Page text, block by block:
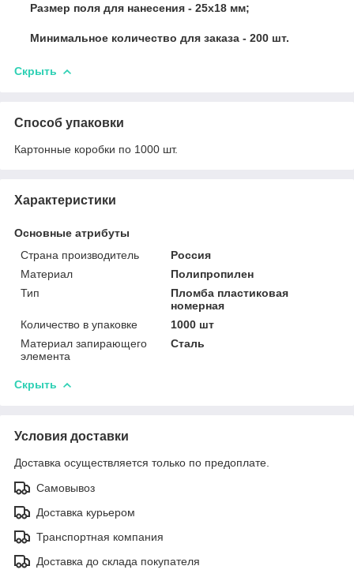
Размер поля для нанесения - 25х18 мм;
Минимальное количество для заказа - 200 шт.
Скрыть
Способ упаковки
Картонные коробки по 1000 шт.
Характеристики
Основные атрибуты
Страна производитель
Россия
Материал
Полипропилен
Тип
Пломба пластиковая
номерная
Количество в упаковке
1000 шт
Материал запирающего
элемента
Сталь
Скрыть
Условия доставки
Доставка осуществляется только по предоплате.
Самовывоз
Доставка курьером
Транспортная компания
Доставка до склада покупателя